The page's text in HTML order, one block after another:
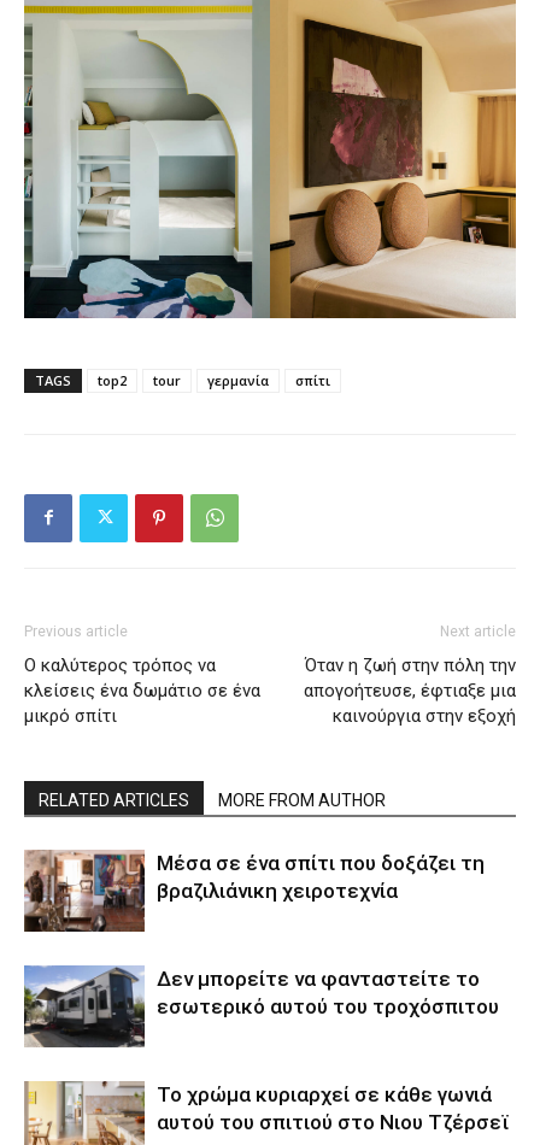
TAGS top2 tour γερμανία σπίτι
Previous article
Ο καλύτερος τρόπος να
κλείσεις ένα δωμάτιο σε ένα
μικρό σπίτι
Next article
Όταν η ζωή στην πόλη την
απογοήτευσε, έφτιαξε μια
καινούργια στην εξοχή
RELATED ARTICLES MORE FROM AUTHOR
Μέσα σε ένα σπίτι που δοξάζει τη
βραζιλιάνικη χειροτεχνία
Δεν μπορείτε να φανταστείτε το
εσωτερικό αυτού του τροχόσπιτου
Το χρώμα κυριαρχεί σε κάθε γωνιά
αυτού του σπιτιού στο Νιου Τζέρσεϊ